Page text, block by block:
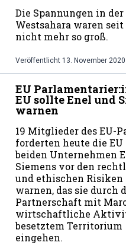
Die Spannungen in der
Westsahara waren
nicht mehr so groß.
Veröffentlicht 13. November 2020
EU
EU sollte Enel und
warnen
19 Mitglieder des EU-
forderten heute die EU
beiden Unternehmen
Siemens vor den
und ethischen Risiken
warnen, das sie durch
Partnerschaft mit
wirtschaftliche
besetztem Territorium
eingehen.